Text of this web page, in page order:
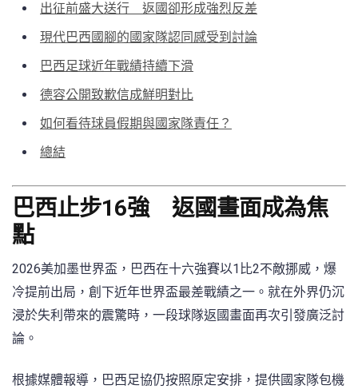
出征前盛大送行 返國卻形成強烈反差
現代巴西國腳的國家隊認同感受到討論
巴西足球近年戰績持續下滑
德容公開致歉信成鮮明對比
如何看待球員假期與國家隊責任？
總結
巴西止步16強 返國畫面成為焦
點
2026美加墨世界盃，巴西在十六強賽以1比2不敵挪威，爆
冷提前出局，創下近年世界盃最差戰績之一。就在外界仍沉
浸於失利帶來的震驚時，一段球隊返國畫面再次引發廣泛討
論。
根據媒體報導，巴西足協仍按照原定安排，提供國家隊包機